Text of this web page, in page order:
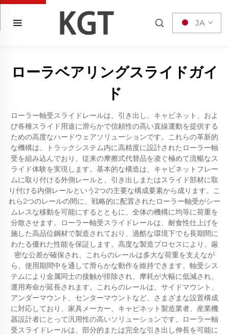
JA
ローラベアリングスライドガイ
ド
ローラー軸受スライドレールは、引き出し、キャビネット、およ
び各種スライド用途に滑らかで信頼性の高い直線運動を提供する
ための高度なハードウェアソリューションです。これらの革新的
な機構は、トラックシステム内に高精度に設計されたローラー軸
受を組み込んでおり、従来の摩擦式代替品を凌ぐ極めて流暢なス
ライド体験を実現します。基本的な構造は、キャビネットフレー
ムに取り付ける外側レールと、引き出しまたはスライド部材に取
り付ける内側レールという2つの主要な構成要素から成ります。こ
れら2つのレールの間に、戦略的に配置されたローラー軸受がシー
ムレスな移動を可能にするとともに、全体の機構に均等に荷重を
分散させます。ローラー軸受スライドレールは、耐食性仕上げを
施した高品位鋼材で製造されており、過酷な環境下でも長期間に
わたる優れた性能を保証します。高度な製造プロセスにより、厳
密な公差が確保され、これらのレールは多大な荷重を支えなが
ら、使用期間中を通して滑らかな動作を維持できます。軸受シス
テムにより金属同士の接触が排除され、摩耗が大幅に低減され、
運用寿命が延長されます。これらのレールは、サイドマウント、
アンダーマウント、センターマウントなど、さまざまな設置構成
に対応しており、家具メーカー、キャビネット製造業者、産業機
器設計者にとって汎用性の高いソリューションです。ローラー軸
受スライドレールは、部分的または完全な引き出し伸長を可能に